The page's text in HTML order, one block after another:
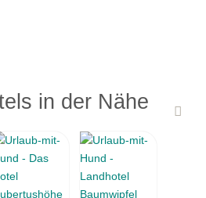
in der Nähe